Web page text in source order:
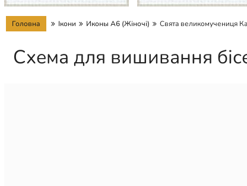
Головна Ікони Иконы А6 (Жіночі) Свята великомучениця
Схема для вишивання